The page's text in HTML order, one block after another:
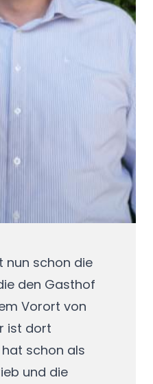
nun schon die
den Gasthof
Vorort von
ist dort
schon als
und die